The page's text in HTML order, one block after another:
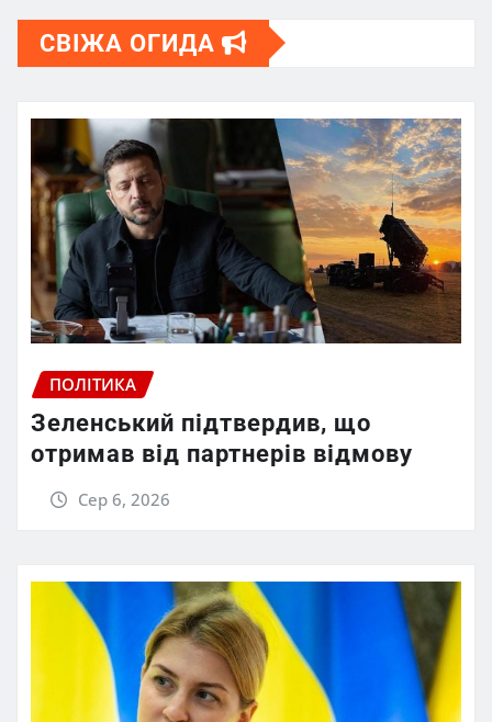
СВІЖА ОГИДА
ПОЛІТИКА
Зеленський підтвердив, що
отримав від партнерів відмову
Сер 6, 2026